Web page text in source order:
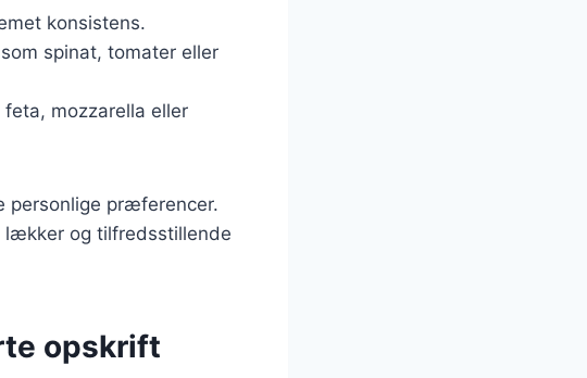
konsistens.
spinat, tomater eller
mozzarella eller
personlige præferencer.
og tilfredsstillende
opskrift